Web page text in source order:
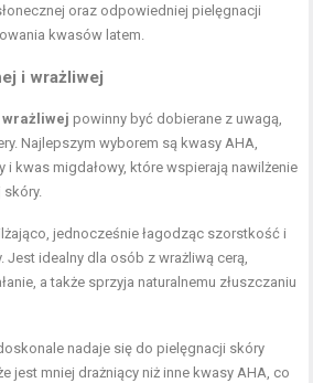
oraz odpowiedniej pielęgnacji
kwasów latem.
i wrażliwej
wrażliwej powinny być dobierane z uwagą,
Najlepszym wyborem są kwasy AHA,
kwas migdałowy, które wspierają nawilżenie
jednocześnie łagodząc szorstkość i
idealny dla osób z wrażliwą cerą,
a także sprzyja naturalnemu złuszczaniu
nadaje się do pielęgnacji skóry
jest mniej drażniący niż inne kwasy AHA, co